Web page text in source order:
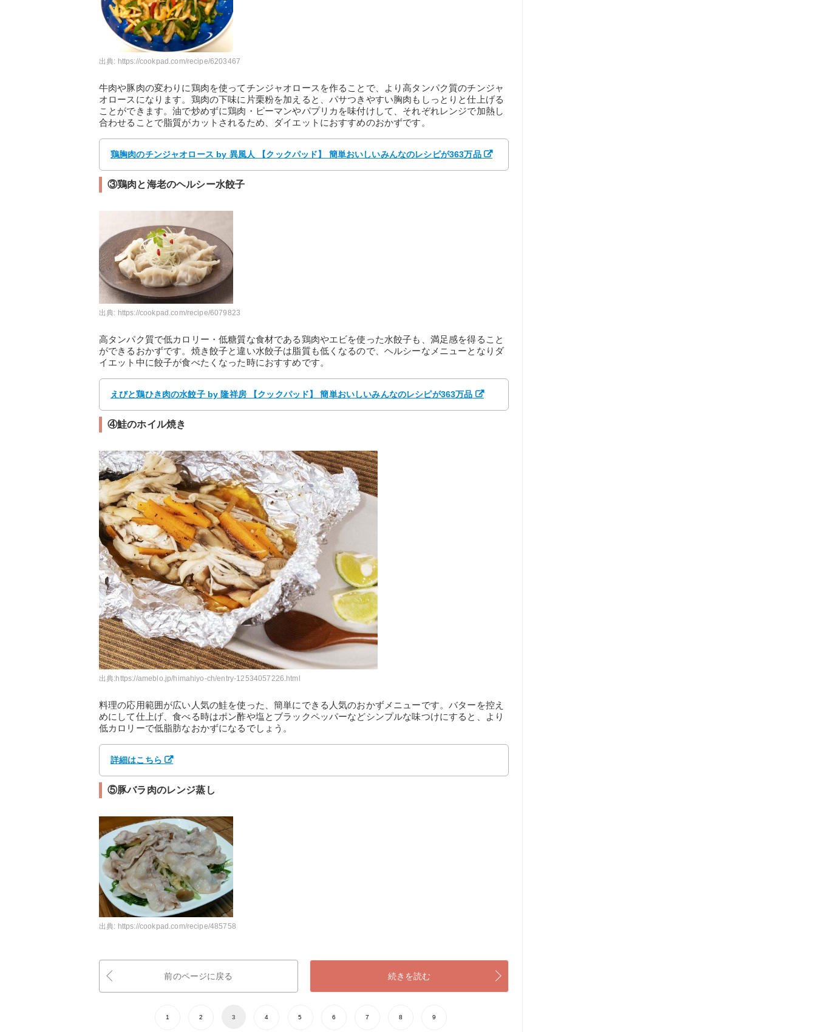
出典: https://cookpad.com/recipe/6203467
牛肉や豚肉の変わりに鶏肉を使ってチンジャオロースを作ることで、より高タンパク質のチンジャ
オロースになります。鶏肉の下味に片栗粉を加えると、パサつきやすい胸肉もしっとりと仕上げる
ことができます。油で炒めずに鶏肉・ピーマンやパプリカを味付けして、それぞれレンジで加熱し
合わせることで脂質がカットされるため、ダイエットにおすすめのおかずです。
鶏胸肉のチンジャオロース by 異風人 【クックパッド】 簡単おいしいみんなのレシピが363万品
③鶏肉と海老のヘルシー水餃子
出典: https://cookpad.com/recipe/6079823
高タンパク質で低カロリー・低糖質な食材である鶏肉やエビを使った水餃子も、満足感を得ること
ができるおかずです。焼き餃子と違い水餃子は脂質も低くなるので、ヘルシーなメニューとなりダ
イエット中に餃子が食べたくなった時におすすめです。
えびと鶏ひき肉の水餃子 by 隆祥房 【クックパッド】 簡単おいしいみんなのレシピが363万品
④鮭のホイル焼き
出典:https://ameblo.jp/himahiyo-ch/entry-12534057226.html
料理の応用範囲が広い人気の鮭を使った、簡単にできる人気のおかずメニューです。バターを控え
めにして仕上げ、食べる時はポン酢や塩とブラックペッパーなどシンプルな味つけにすると、より
低カロリーで低脂肪なおかずになるでしょう。
詳細はこちら
⑤豚バラ肉のレンジ蒸し
出典: https://cookpad.com/recipe/485758
前のページに戻る 続きを読む
1 2 3 4 5 6 7 8 9